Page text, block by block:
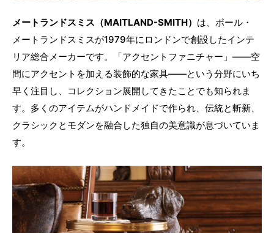
メートランドスミス（MAITLAND-SMITH） は、ポール・
メートランドスミスが1979年にロンドンで創設したインテ
リア総合メーカーです。「アクセントファニチャー」——空
間にアクセントを加える装飾的な家具——という分野にいち
早く注目し、コレクション展開してきたことでも知られま
す。多くのアイテムがハンドメイドで作られ、伝統と斬新、
クラシックとモダンを融合した独自の美意識が息づいていま
す。